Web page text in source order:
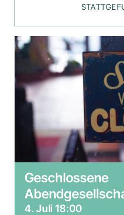
Kalender
Geschlossene
4. Juli 18:00